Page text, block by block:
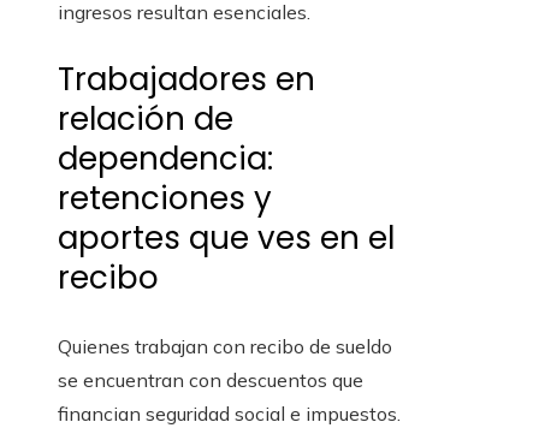
ingresos resultan esenciales.
Trabajadores en
relación de
dependencia:
retenciones y
aportes que ves en el
recibo
Quienes trabajan con recibo de sueldo
se encuentran con descuentos que
financian seguridad social e impuestos.